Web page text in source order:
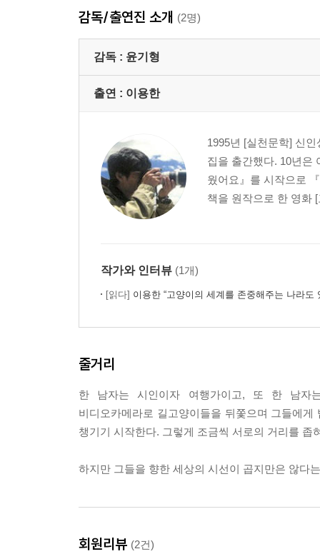
감독/출연진 소개 (2명)
감독 : 윤기형
출연 : 이용한
1995년 [실천문학] 신
집을 출간했다. 10년은
웠어요』를 시작으로
책을 원작으로 한 영화
작가와 인터뷰 (1개)
[읽다] 이용한 “고양이의 세계를 존중해주는 나라도
줄거리
한 남자는 시인이자 여행가이고, 또 한 남자
비디오카메라로 길고양이들을 뒤쫓으며 그들에
챙기기 시작한다. 그렇게 조금씩 서로의 거리를 좁
하지만 그들을 향한 세상의 시선이 곱지만은 않
회원리뷰 (2건)